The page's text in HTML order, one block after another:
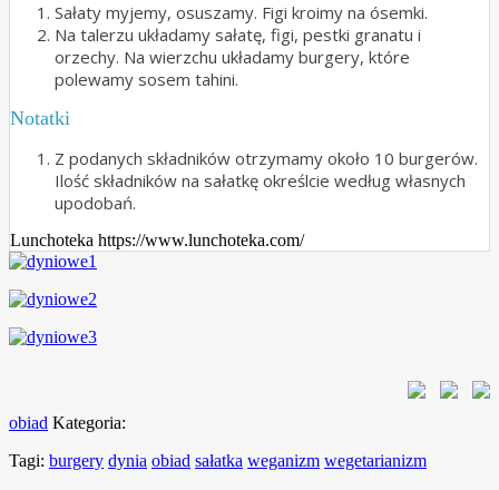
Sałaty myjemy, osuszamy. Figi kroimy na ósemki.
Na talerzu układamy sałatę, figi, pestki granatu i
orzechy. Na wierzchu układamy burgery, które
polewamy sosem tahini.
Notatki
Z podanych składników otrzymamy około 10 burgerów.
Ilość składników na sałatkę określcie według własnych
upodobań.
Lunchoteka https://www.lunchoteka.com/
obiad Kategoria:
Tagi: burgery dynia obiad sałatka weganizm wegetarianizm